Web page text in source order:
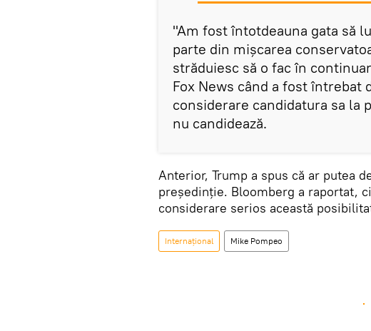
"Am fost întotdeauna gata să
parte din mișcarea
străduiesc să o fac în
Fox News când a fost întrebat
considerare candidatura sa la
nu candidează.
Anterior, Trump a spus că ar putea
președinție. Bloomberg a raportat,
considerare serios această
Internaţional Mike Pompeo